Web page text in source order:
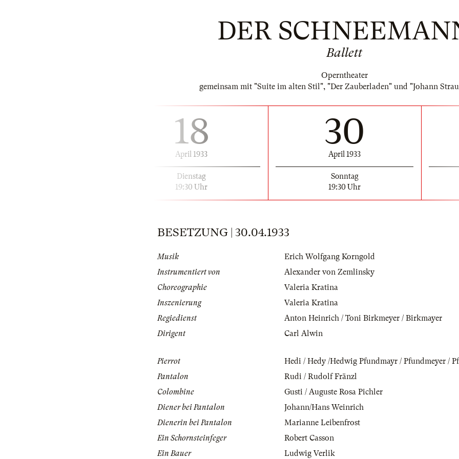
DER
Ballett
Operntheater
gemeinsam mit "Suite im alten Stil", "Der Zauberladen" und "Johann
18
April 1933
Dienstag
19:30 Uhr
30
April 1933
Sonntag
19:30 Uhr
BESETZUNG | 30.04.1933
Musik
Erich Wolfgang Korngold
Instrumentiert von
Alexander von Zemlinsky
Choreographie
Valeria Kratina
Inszenierung
Valeria Kratina
Regiedienst
Anton Heinrich / Toni Birkmeyer / Birkmayer
Dirigent
Carl Alwin
Pierrot
Hedi / Hedy /Hedwig Pfundmayr / Pfundmeyer /
Pantalon
Rudi / Rudolf Fränzl
Colombine
Gusti / Auguste Rosa Pichler
Diener bei Pantalon
Johann/Hans Weinrich
Dienerin bei Pantalon
Marianne Leibenfrost
Ein Schornsteinfeger
Robert Casson
Ein Bauer
Ludwig Verlik